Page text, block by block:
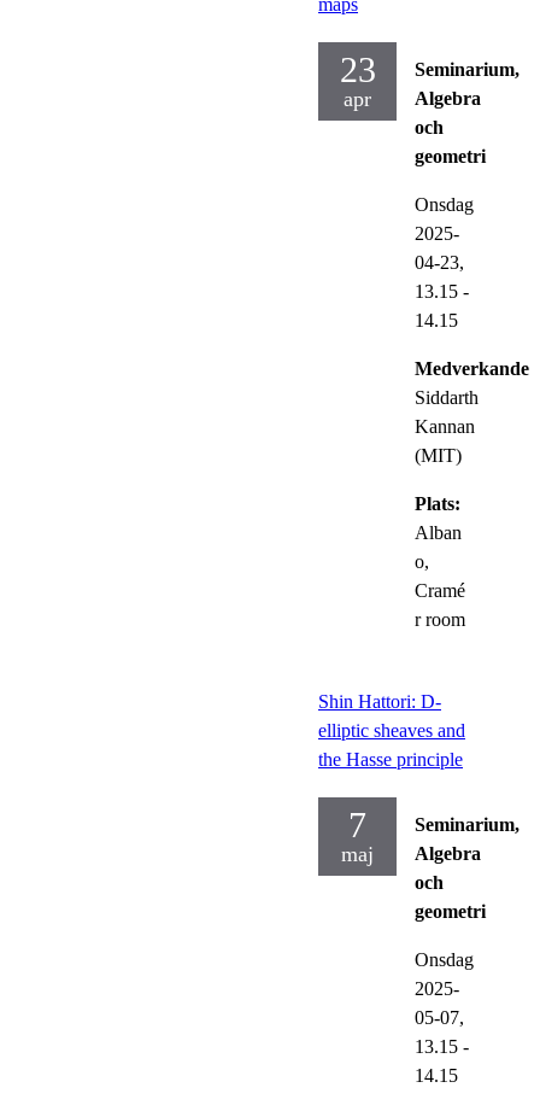
23
apr
Seminarium,
Algebra
och
geometri
Onsdag
2025-
04-23,
13.15 -
14.15
Medverkande:
Siddarth
Kannan
(MIT)
Plats:
Alban
o,
Cramé
r room
Shin Hattori: D-
elliptic sheaves and
the Hasse principle
7
maj
Seminarium,
Algebra
och
geometri
Onsdag
2025-
05-07,
13.15 -
14.15